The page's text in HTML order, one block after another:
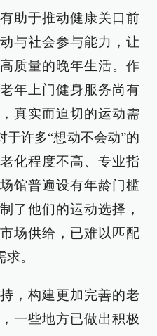
助于推动健康关口前
与社会参与能力，让
质量的晚年生活。作
年上门健身服务尚有
真实而迫切的运动需
许多“想动不会动”的
化程度不高、专业指
馆普遍设有年龄门槛
了他们的运动选择，
场供给，已难以匹配
。
，构建更加完善的老
一些地方已做出积极